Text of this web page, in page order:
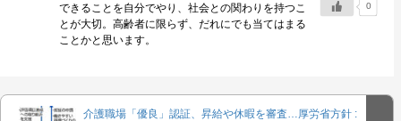
できることを自分でやり、社会との関わりを持つこ
とが大切。高齢者に限らず、だれにでも当てはまる
ことかと思います。
0
介護職場「優良」認証、昇給や休暇を審査…厚労省方針 :